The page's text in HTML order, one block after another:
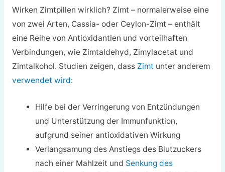
Wirken Zimtpillen wirklich? Zimt – normalerweise eine
von zwei Arten, Cassia- oder Ceylon-Zimt – enthält
eine Reihe von Antioxidantien und vorteilhaften
Verbindungen, wie Zimtaldehyd, Zimylacetat und
Zimtalkohol. Studien zeigen, dass Zimt unter anderem
verwendet wird:
Hilfe bei der Verringerung von Entzündungen
und Unterstützung der Immunfunktion,
aufgrund seiner antioxidativen Wirkung
Verlangsamung des Anstiegs des Blutzuckers
nach einer Mahlzeit und Senkung des